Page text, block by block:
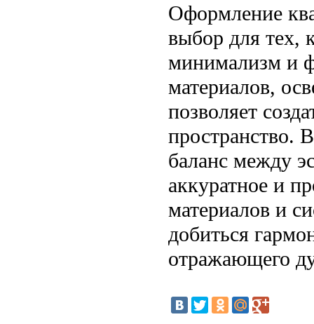
Оформление
выбор для тех,
минимализм и
материалов,
позволяет
пространство.
баланс между
аккуратное и
материалов и
добиться
отражающего